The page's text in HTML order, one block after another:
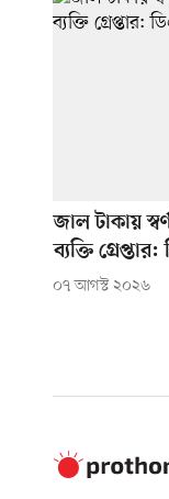
জাল টাকায়
ব্যক্তি
০৭ আগস্ট ২০২৬